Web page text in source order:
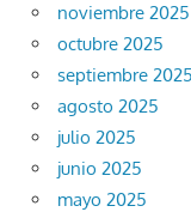
noviembre 2025
octubre 2025
septiembre 2025
agosto 2025
julio 2025
junio 2025
mayo 2025